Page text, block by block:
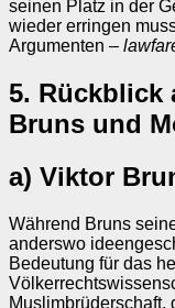
seinen Platz in der
wieder erringen
Argumenten –
5. Rückblick
Bruns und
a) Viktor
Während Bruns
anderswo
Bedeutung für das
Muslimbrüderschaft,